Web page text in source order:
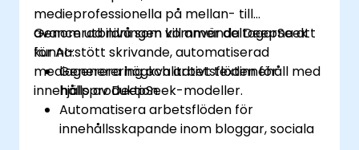
medieprofessionella på mellan- till
avancerad nivå som vill använda DeepSeek
för AI-stött skrivande, automatiserad
mediagenerering och arbetsflöden för
innehållsproduktion.
Genom utbildningen kommer deltagarna att
kunna:
Generera högkvalitativt textinnehåll med
hjälp av DeepSeek-modeller.
Automatisera arbetsflöden för
innehållsskapande inom bloggar, sociala